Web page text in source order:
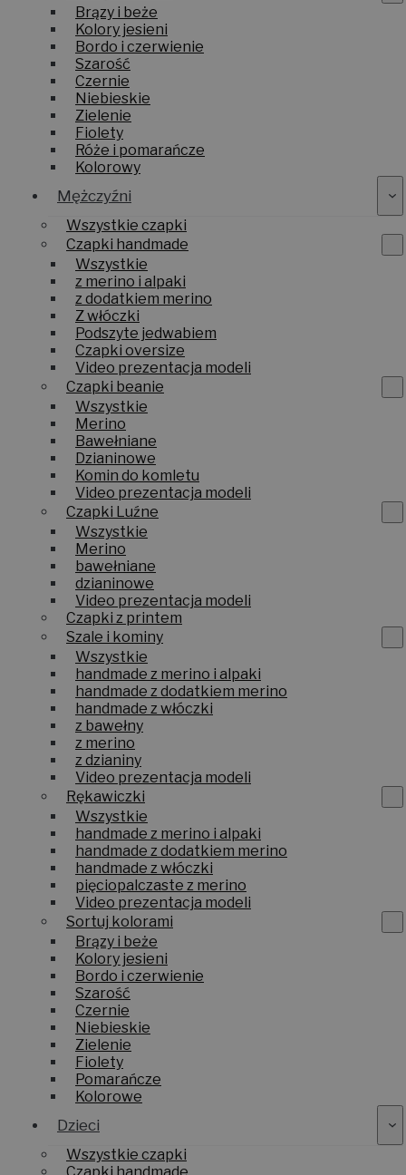
Sortuj kolorami
Brązy i beże
Kolory jesieni
Bordo i czerwienie
Szarość
Czernie
Niebieskie
Zielenie
Fiolety
Róże i pomarańcze
Wszystkie czapki
Czapki handmade
Wszystkie
z merino i alpaki
z dodatkiem merino
Z włóczki
Podszyte jedwabiem
Czapki oversize
Video prezentacja modeli
Czapki beanie
Wszystkie
Merino
Bawełniane
Dzianinowe
Komin do komletu
Video prezentacja modeli
Czapki Luźne
Wszystkie
Merino
bawełniane
dzianinowe
Video prezentacja modeli
Czapki z printem
Szale i kominy
Wszystkie
handmade z merino i alpaki
handmade z dodatkiem merino
handmade z włóczki
z bawełny
z merino
z dzianiny
Video prezentacja modeli
Rękawiczki
Wszystkie
handmade z merino i alpaki
handmade z dodatkiem merino
handmade z włóczki
pięciopalczaste z merino
Video prezentacja modeli
Sortuj kolorami
Brązy i beże
Kolory jesieni
Bordo i czerwienie
Szarość
Czernie
Niebieskie
Zielenie
Fiolety
Pomarańcze